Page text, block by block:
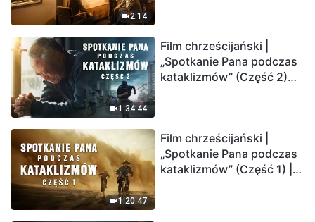
2:14
1:34:44
Film chrześcijański |
„Spotkanie Pana podczas
kataklizmów” (Część 2)
Ludzkość weszła w
odliczanie. Czy znalazłeś
już drogę ocalenia?
1:20:47
Film chrześcijański |
„Spotkanie Pana podczas
kataklizmów” (Część 1) |